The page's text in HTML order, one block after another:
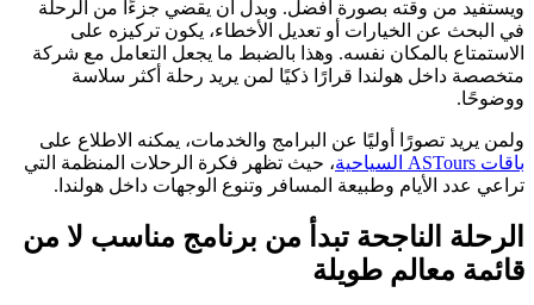
ويستفيد من وقته بصورة أفضل. وبدل أن يقضي جزءًا من الرحلة
في البحث عن الخيارات أو تعديل الأخطاء، يكون تركيزه على
الاستمتاع بالمكان نفسه. وهذا بالضبط ما يجعل التعامل مع شركة
متخصصة داخل هولندا قرارًا ذكيًا لمن يريد رحلة أكثر سلاسة
ووضوحًا.
ولمن يريد تصورًا أوليًا عن البرامج والخدمات، يمكنه الاطلاع على
باقات ASTours السياحية
، حيث تظهر فكرة الرحلات المنظمة التي
تراعي عدد الأيام وطبيعة المسافر وتنوع الوجهات داخل هولندا.
الرحلة الناجحة تبدأ من برنامج مناسب لا من
قائمة معالم طويلة